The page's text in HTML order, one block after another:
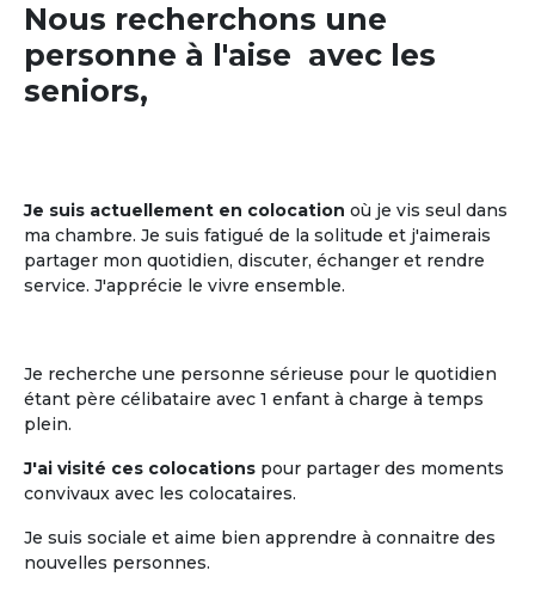
Nous recherchons une
personne à l'aise avec les
seniors,
Je suis actuellement en colocation où je vis seul dans
ma chambre. Je suis fatigué de la solitude et j'aimerais
partager mon quotidien, discuter, échanger et rendre
service. J'apprécie le vivre ensemble.
Je recherche une personne sérieuse pour le quotidien
étant père célibataire avec 1 enfant à charge à temps
plein.
J'ai visité ces colocations pour partager des moments
convivaux avec les colocataires.
Je suis sociale et aime bien apprendre à connaitre des
nouvelles personnes.